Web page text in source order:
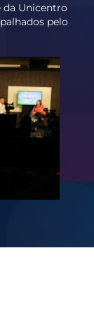
da Unicentro
pelo